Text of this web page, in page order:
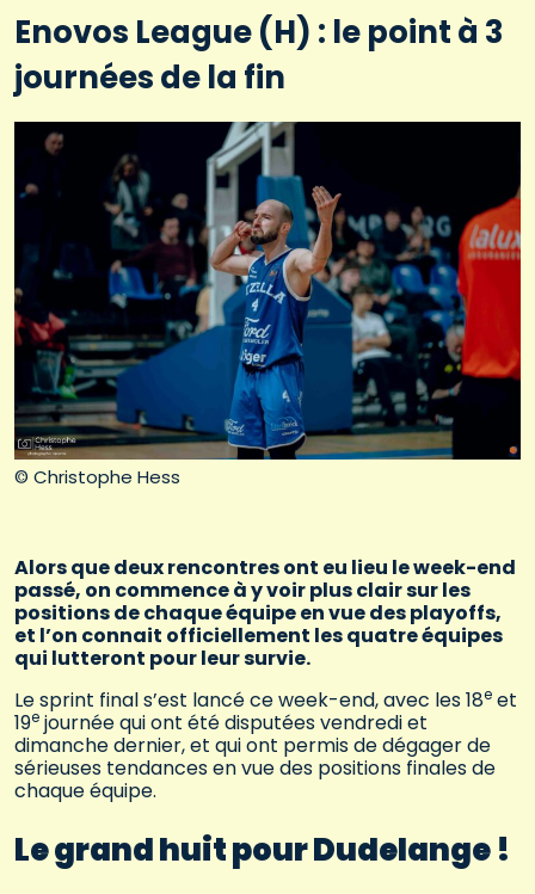
© Christophe Hess
Enovos League (H) : le point à 3
journées de la fin
Alors que deux rencontres ont eu lieu le week-end
passé, on commence à y voir plus clair sur les
positions de chaque équipe en vue des playoffs,
et l’on connait officiellement les quatre équipes
qui lutteront pour leur survie.
Le sprint final s’est lancé ce week-end, avec les 18e et
19e journée qui ont été disputées vendredi et
dimanche dernier, et qui ont permis de dégager de
sérieuses tendances en vue des positions finales de
chaque équipe.
Le grand huit pour Dudelange !